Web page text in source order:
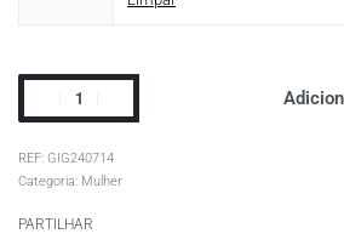
GIG240714
Categoria: Mulher
PARTILHAR